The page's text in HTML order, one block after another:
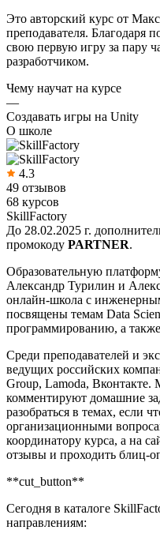
Это авторский курс от
преподавателя. Благодаря
свою первую игру за пару
разработчиком.
Чему научат на курсе
—
Создавать игры на Unity
О школе
4.3
49 отзывов
68 курсов
SkillFactory
До 28.02.2025 г.
промокоду PARTNER.
Образовательную
Александр Турилин и
онлайн-школа с
посвящены темам Data
программированию, а
Среди преподавателей и
ведущих российских
Group, Lamoda,
комментируют домашние
разобраться в темах, если
организационными
координатору курса, а на
отзывы и проходить блиц-
**cut_button**
Сегодня в каталоге
направлениям: